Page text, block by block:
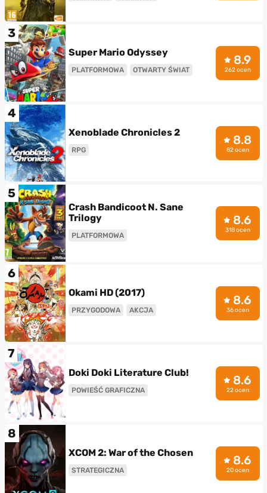
3
Super Mario Odyssey
PLATFORMOWA OTWARTY ŚWIAT
8.9
262 ocen
4
Xenoblade Chronicles 2
RPG
8.8
82 ocen
5
Crash Bandicoot N. Sane
Trilogy
PLATFORMOWA
8.6
318 ocen
6
Okami HD (2017)
PRZYGODOWA AKCJA
8.6
36 ocen
7
Doki Doki Literature Club!
POWIEŚĆ GRAFICZNA
8.6
22 ocen
8
XCOM 2: War of the Chosen
STRATEGICZNA
8.6
20 ocen